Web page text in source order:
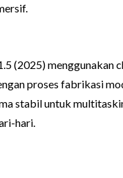
(2025) menggunakan
proses fabrikasi
stabil untuk
hari.